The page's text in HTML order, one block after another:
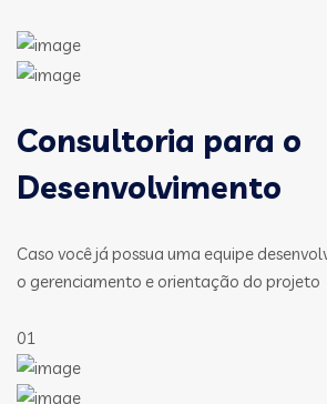
Consultoria para o
Desenvolvimento
Caso você já possua uma equipe
o gerenciamento e orientação do projeto
01